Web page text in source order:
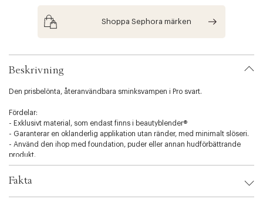
y
.
v
r
a
o
s
Shoppa Sephora märken
Beskrivning
Den prisbelönta, återanvändbara sminksvampen i Pro svart.
Fördelar:
- Exklusivt material, som endast finns i beautyblender®
- Garanterar en oklanderlig applikation utan ränder, med minimalt slöseri.
- Använd den ihop med foundation, puder eller annan hudförbättrande
produkt.
Handgjord i USA
Fakta